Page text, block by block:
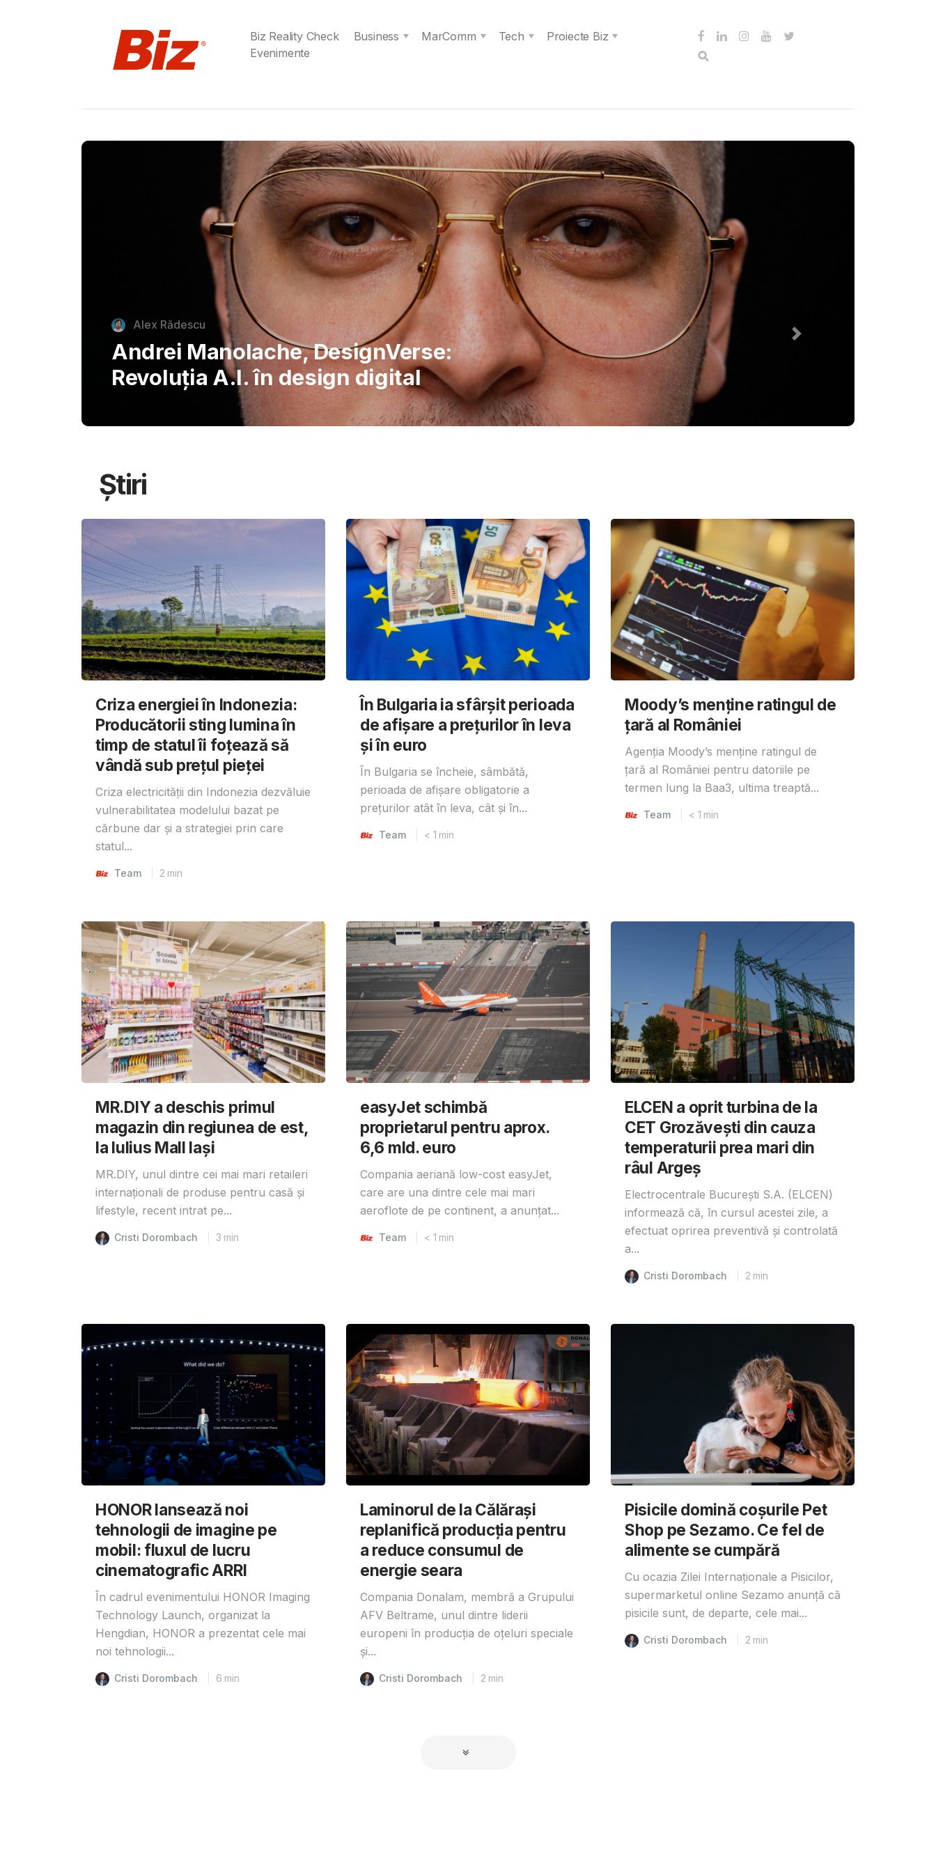
Biz Reality Check Business MarComm Tech
Proiecte Biz
Evenimente
Birra Moretti® a adus spiritul unei
autentice piazzette italiene în
București, invitând publicul să
savureze plăcerile simple ale vieții
Știri
Criza energiei în Indonezia:
Producătorii sting lumina în
timp de statul îi foțează să
vândă sub prețul pieței
Criza electricității din Indonezia dezvăluie
vulnerabilitatea modelului bazat pe
cărbune dar și a strategiei prin care
statul...
Team 2 min
În Bulgaria ia sfârşit perioada
de afișare a prețurilor în ​​leva
și în euro
În Bulgaria se încheie, sâmbătă,
perioada de afișare obligatorie a
prețurilor atât în ​​leva, cât și în...
Team < 1 min
Moody’s menține ratingul de
țară al României
Agenția Moody’s menține ratingul de
țară al României pentru datoriile pe
termen lung la Baa3, ultima treaptă...
Team < 1 min
MR.DIY a deschis primul
magazin din regiunea de est,
la Iulius Mall Iași
MR.DIY, unul dintre cei mai mari retaileri
internaționali de produse pentru casă și
lifestyle, recent intrat pe...
Cristi Dorombach 3 min
easyJet schimbă
proprietarul pentru aprox.
6,6 mld. euro
Compania aeriană low-cost easyJet,
care are una dintre cele mai mari
aeroflote de pe continent, a anunțat...
Team < 1 min
ELCEN a oprit turbina de la
CET Grozăvești din cauza
temperaturii prea mari din
râul Argeș
Electrocentrale București S.A. (ELCEN)
informează că, în cursul acestei zile, a
efectuat oprirea preventivă și controlată
a...
Cristi Dorombach 2 min
HONOR lansează noi
tehnologii de imagine pe
mobil: fluxul de lucru
cinematografic ARRI
În cadrul evenimentului HONOR Imaging
Technology Launch, organizat la
Hengdian, HONOR a prezentat cele mai
noi tehnologii...
Cristi Dorombach 6 min
Laminorul de la Călărași
replanifică producția pentru
a reduce consumul de
energie seara
Compania Donalam, membră a Grupului
AFV Beltrame, unul dintre liderii
europeni în producția de oțeluri speciale
și...
Cristi Dorombach 2 min
Pisicile domină coșurile Pet
Shop pe Sezamo. Ce fel de
alimente se cumpără
Cu ocazia Zilei Internaționale a Pisicilor,
supermarketul online Sezamo anunță că
pisicile sunt, de departe, cele mai...
Cristi Dorombach 2 min